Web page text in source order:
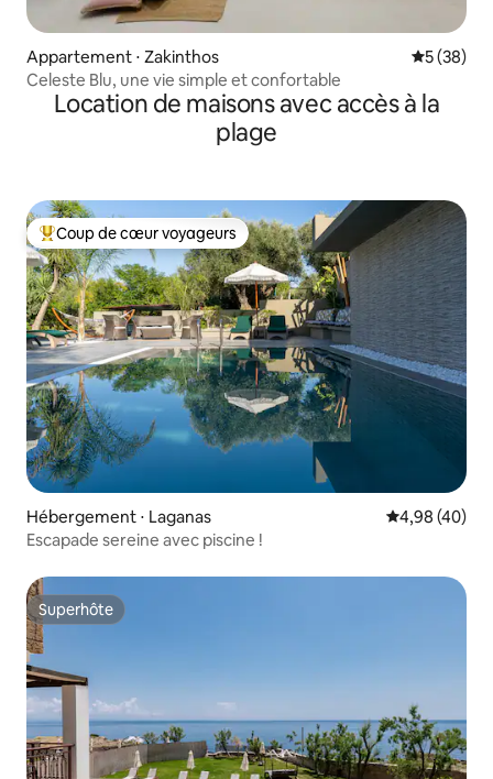
Appartement ⋅ Zakinthos
5 (38)
Celeste Blu, une vie simple et confortable
Location de maisons avec accès à la
plage
Coups de cœur voyageurs les plus appréciés
Coup de cœur voyageurs
Hébergement ⋅ Laganas Évaluation
4,98 (40)
Escapade sereine avec piscine !
Superhôte
Superhôte